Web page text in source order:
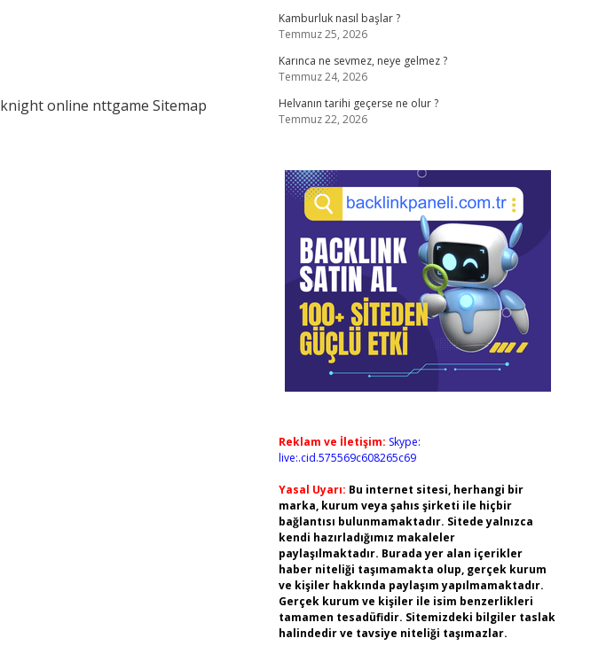
knight online nttgame Sitemap
Kamburluk nasıl başlar ?
Temmuz 25, 2026
Karınca ne sevmez, neye gelmez ?
Temmuz 24, 2026
Helvanın tarihi geçerse ne olur ?
Temmuz 22, 2026
Reklam ve İletişim: Skype:
live:.cid.575569c608265c69
Yasal Uyarı: Bu internet sitesi, herhangi bir
marka, kurum veya şahıs şirketi ile hiçbir
bağlantısı bulunmamaktadır. Sitede yalnızca
kendi hazırladığımız makaleler
paylaşılmaktadır. Burada yer alan içerikler
haber niteliği taşımamakta olup, gerçek kurum
ve kişiler hakkında paylaşım yapılmamaktadır.
Gerçek kurum ve kişiler ile isim benzerlikleri
tamamen tesadüfidir. Sitemizdeki bilgiler taslak
halindedir ve tavsiye niteliği taşımazlar.